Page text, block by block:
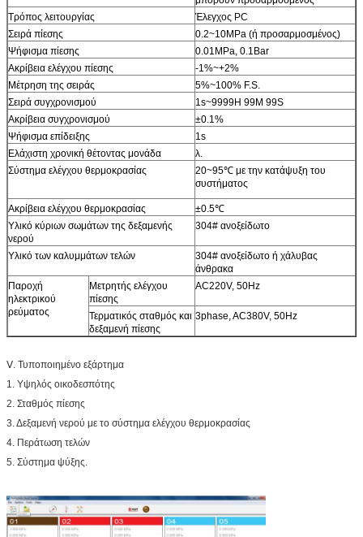
Τρόπος λειτουργίας
Έλεγχος PC
Σειρά πίεσης
0.2~10MPa (ή προσαρμοσμένος)
Ψήφισμα πίεσης
0.01MPa, 0.1Bar
Ακρίβεια ελέγχου πίεσης
-1%~+2%
Μέτρηση της σειράς
5%~100% F.S.
Σειρά συγχρονισμού
1s~9999H 99M 99S
Ακρίβεια συγχρονισμού
±0.1%
Ψήφισμα επίδειξης
1s
Ελάχιστη χρονική θέτοντας μονάδα
λ.
Σύστημα ελέγχου θερμοκρασίας
20~95℃ με την κατάψυξη του
συστήματος
Ακρίβεια ελέγχου θερμοκρασίας
±0.5℃
Υλικό κύριων σωμάτων της δεξαμενής
νερού
304# ανοξείδωτο
Υλικό των καλυμμάτων τελών
304# ανοξείδωτο ή χάλυβας
άνθρακα
Παροχή
ηλεκτρικού
ρεύματος
Μετρητής ελέγχου
πίεσης
AC220V, 50Hz
Τερματικός σταθμός και
δεξαμενή πίεσης
3phase, AC380V, 50Hz
Ⅴ. Τυποποιημένο εξάρτημα
1. Υψηλός οικοδεσπότης
2. Σταθμός πίεσης
3. Δεξαμενή νερού με το σύστημα ελέγχου θερμοκρασίας
4. Περάτωση τελών
5. Σύστημα ψύξης.